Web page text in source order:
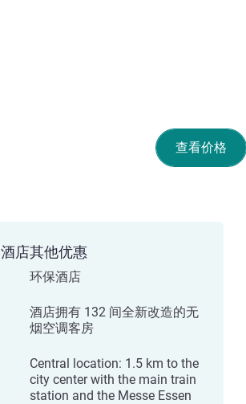
查看价格
酒店其他优惠
环保酒店
酒店拥有 132 间全新改造的无
烟空调客房
Central location: 1.5 km to the
city center with the main train
station and the Messe Essen